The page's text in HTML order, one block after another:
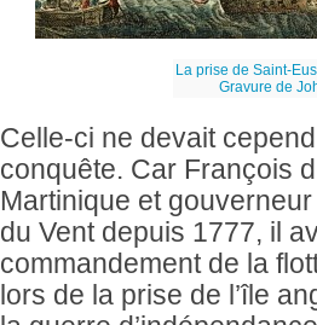
La prise de Saint-
Gravure de
Celle-ci ne devait
conquête. Car François
Martinique et
du Vent depuis 1777, il
commandement de la
lors de la prise de l’île